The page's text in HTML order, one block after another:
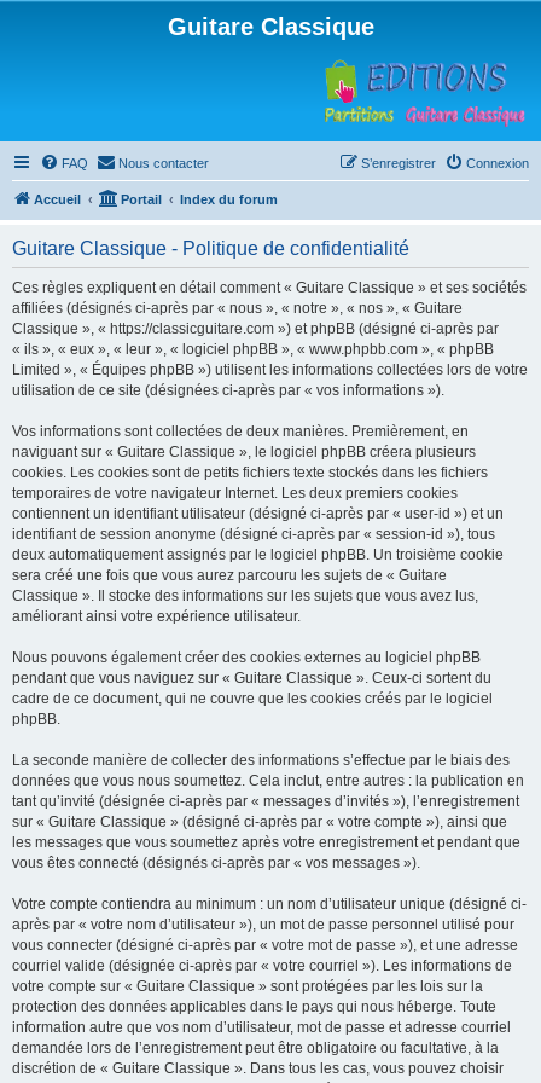
Guitare Classique
FAQ Nous contacter Connexion
S’enregistrer
Accueil Portail Index du forum
Guitare Classique - Politique de confidentialité
Ces règles expliquent en détail comment « Guitare Classique » et ses sociétés
affiliées (désignés ci-après par « nous », « notre », « nos », « Guitare
Classique », « https://classicguitare.com ») et phpBB (désigné ci-après par
« ils », « eux », « leur », « logiciel phpBB », « www.phpbb.com », « phpBB
Limited », « Équipes phpBB ») utilisent les informations collectées lors de votre
utilisation de ce site (désignées ci-après par « vos informations »).
Vos informations sont collectées de deux manières. Premièrement, en
naviguant sur « Guitare Classique », le logiciel phpBB créera plusieurs
cookies. Les cookies sont de petits fichiers texte stockés dans les fichiers
temporaires de votre navigateur Internet. Les deux premiers cookies
contiennent un identifiant utilisateur (désigné ci-après par « user-id ») et un
identifiant de session anonyme (désigné ci-après par « session-id »), tous
deux automatiquement assignés par le logiciel phpBB. Un troisième cookie
sera créé une fois que vous aurez parcouru les sujets de « Guitare
Classique ». Il stocke des informations sur les sujets que vous avez lus,
améliorant ainsi votre expérience utilisateur.
Nous pouvons également créer des cookies externes au logiciel phpBB
pendant que vous naviguez sur « Guitare Classique ». Ceux-ci sortent du
cadre de ce document, qui ne couvre que les cookies créés par le logiciel
phpBB.
La seconde manière de collecter des informations s’effectue par le biais des
données que vous nous soumettez. Cela inclut, entre autres : la publication en
tant qu’invité (désignée ci-après par « messages d’invités »), l’enregistrement
sur « Guitare Classique » (désigné ci-après par « votre compte »), ainsi que
les messages que vous soumettez après votre enregistrement et pendant que
vous êtes connecté (désignés ci-après par « vos messages »).
Votre compte contiendra au minimum : un nom d’utilisateur unique (désigné ci-
après par « votre nom d’utilisateur »), un mot de passe personnel utilisé pour
vous connecter (désigné ci-après par « votre mot de passe »), et une adresse
courriel valide (désignée ci-après par « votre courriel »). Les informations de
votre compte sur « Guitare Classique » sont protégées par les lois sur la
protection des données applicables dans le pays qui nous héberge. Toute
information autre que vos nom d’utilisateur, mot de passe et adresse courriel
demandée lors de l’enregistrement peut être obligatoire ou facultative, à la
discrétion de « Guitare Classique ». Dans tous les cas, vous pouvez choisir